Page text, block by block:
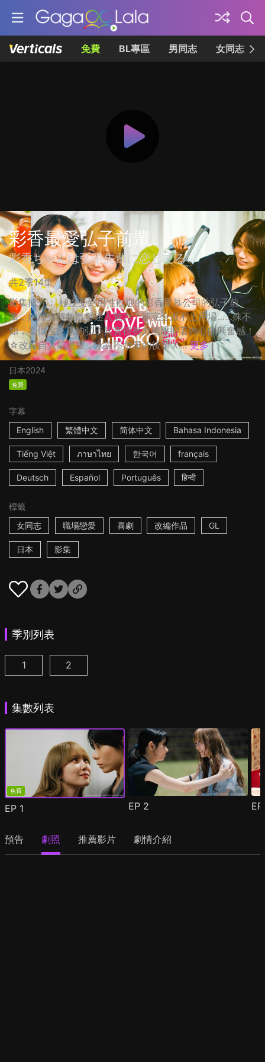
免費 BL專區 男同志 女同志
彩香最愛弘子前輩
彩香ちゃんは弘子先輩に恋してる
共2季14集
影集簡介： 極度受到男性歡迎的彩香愛慕公司的弘子前
輩，她渾身解數散發迷人魅力，卻完全派不上用場……殊不
知，看似沒反應的弘子其實很努力地壓抑著內心的興奮感！
☆改編自人氣漫畫，永遠不放棄的後輩Ｘ... 更多
日本2024
免費
字幕
English
繁體中文 简体中文 Bahasa Indonesia
Tiếng Việt ภาษาไทย 한국어 français
Deutsch Español Português हिन्दी
標籤
女同志
職場戀愛 喜劇 改編作品 GL
日本 影集
季別列表
彩香最愛弘子前輩 第1集
1 彩香最愛弘子前輩 第2季 第1集
2
集數列表
免費
EP 1 EP 2
預告 劇照 推薦影片 劇情介紹